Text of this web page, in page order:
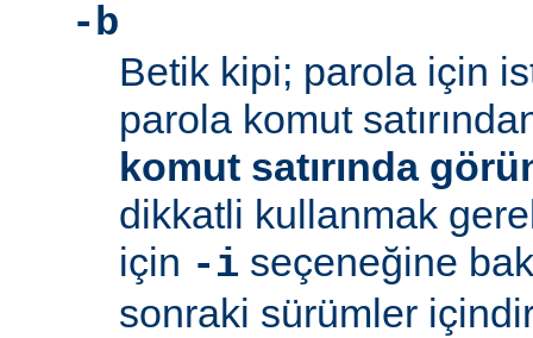
-b
Betik kipi; parola için
parola komut
komut satırında
dikkatli kullanmak
için -i seçeneğine
sonraki sürümler